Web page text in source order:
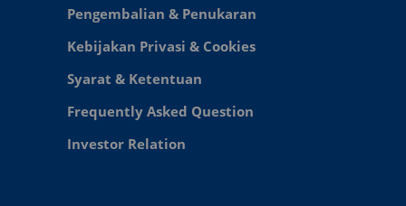
Pengembalian & Penukaran
Kebijakan Privasi & Cookies
Syarat & Ketentuan
Frequently Asked Question
Investor Relation